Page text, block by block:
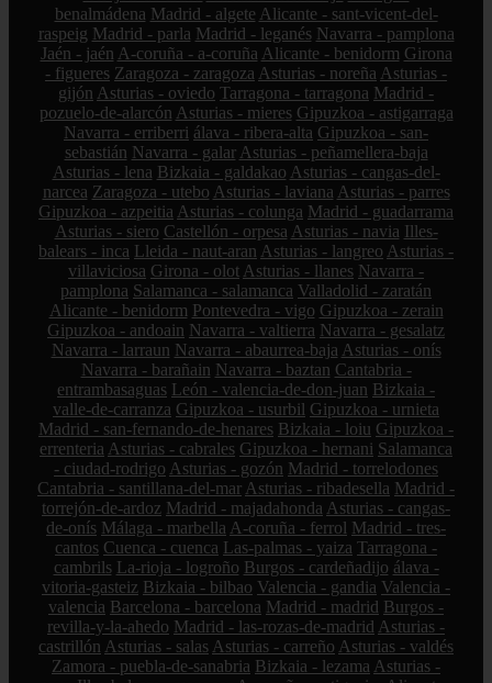
benalmádena Madrid - algete Alicante - sant-vicent-del-
raspeig Madrid - parla Madrid - leganés Navarra - pamplona
Jaén - jaén A-coruña - a-coruña Alicante - benidorm Girona
- figueres Zaragoza - zaragoza Asturias - noreña Asturias -
gijón Asturias - oviedo Tarragona - tarragona Madrid -
pozuelo-de-alarcón Asturias - mieres Gipuzkoa - astigarraga
Navarra - erriberri álava - ribera-alta Gipuzkoa - san-
sebastián Navarra - galar Asturias - peñamellera-baja
Asturias - lena Bizkaia - galdakao Asturias - cangas-del-
narcea Zaragoza - utebo Asturias - laviana Asturias - parres
Gipuzkoa - azpeitia Asturias - colunga Madrid - guadarrama
Asturias - siero Castellón - orpesa Asturias - navia Illes-
balears - inca Lleida - naut-aran Asturias - langreo Asturias -
villaviciosa Girona - olot Asturias - llanes Navarra -
pamplona Salamanca - salamanca Valladolid - zaratán
Alicante - benidorm Pontevedra - vigo Gipuzkoa - zerain
Gipuzkoa - andoain Navarra - valtierra Navarra - gesalatz
Navarra - larraun Navarra - abaurrea-baja Asturias - onís
Navarra - barañain Navarra - baztan Cantabria -
entrambasaguas León - valencia-de-don-juan Bizkaia -
valle-de-carranza Gipuzkoa - usurbil Gipuzkoa - urnieta
Madrid - san-fernando-de-henares Bizkaia - loiu Gipuzkoa -
errenteria Asturias - cabrales Gipuzkoa - hernani Salamanca
- ciudad-rodrigo Asturias - gozón Madrid - torrelodones
Cantabria - santillana-del-mar Asturias - ribadesella Madrid -
torrejón-de-ardoz Madrid - majadahonda Asturias - cangas-
de-onís Málaga - marbella A-coruña - ferrol Madrid - tres-
cantos Cuenca - cuenca Las-palmas - yaiza Tarragona -
cambrils La-rioja - logroño Burgos - cardeñadijo álava -
vitoria-gasteiz Bizkaia - bilbao Valencia - gandia Valencia -
valencia Barcelona - barcelona Madrid - madrid Burgos -
revilla-y-la-ahedo Madrid - las-rozas-de-madrid Asturias -
castrillón Asturias - salas Asturias - carreño Asturias - valdés
Zamora - puebla-de-sanabria Bizkaia - lezama Asturias -